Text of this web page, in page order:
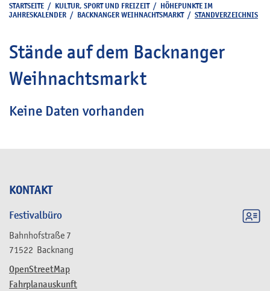
KONTAKT
Festivalbüro
Bahnhofstraße 7
71522 Backnang
OpenStreetMap
Fahrplanauskunft
STARTSEITE / KULTUR, SPORT UND FREIZEIT/ HÖHEPUNKTE IM
JAHRESKALENDER / BACKNANGER WEIHNACHTSMARKT/ STANDVERZEICHNIS
Stände auf dem Backnanger
Weihnachtsmarkt
Keine Daten vorhanden